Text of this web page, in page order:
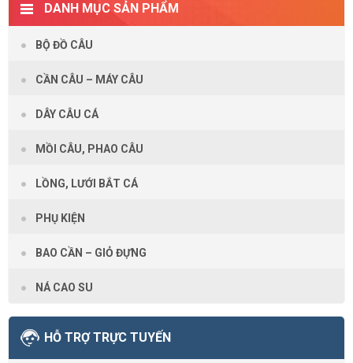
DANH MỤC SẢN PHẨM
BỘ ĐỒ CÂU
CẦN CÂU – MÁY CÂU
DÂY CÂU CÁ
MỒI CÂU, PHAO CÂU
LỒNG, LƯỚI BẮT CÁ
PHỤ KIỆN
BAO CẦN – GIỎ ĐỰNG
NÁ CAO SU
HỖ TRỢ TRỰC TUYẾN